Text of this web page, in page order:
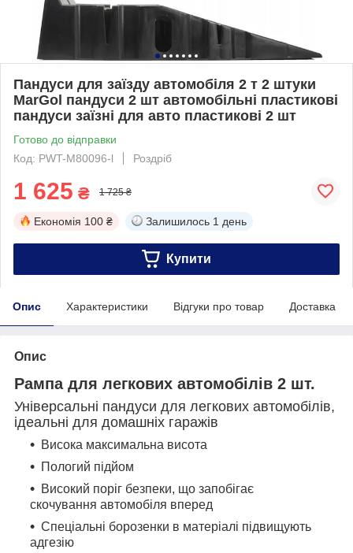
Пандуси для заїзду автомобіля 2 т 2 штуки
MarGol пандуси 2 шт автомобільні пластикові
пандуси заїзні для авто пластикові 2 шт
Готово до відправки
Код: PWT-M80096-l
Роздріб
1 625 ₴ 1 725 ₴
Економія 100 ₴ Залишилось 1 день
Купити
Опис Характеристики Відгуки про товар Доставка
Опис
Рампа для легкових автомобілів 2 шт.
Універсальні пандуси для легкових автомобілів,
ідеальні для домашніх гаражів
Висока максимальна висота
Пологий підйом
Високий поріг безпеки, що запобігає
скочування автомобіля вперед
Спеціальні борозенки в матеріалі підвищують
адгезію